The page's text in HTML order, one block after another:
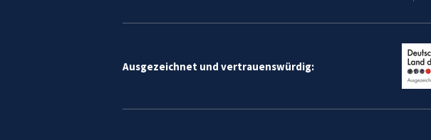
Ausgezeichnet und vertrauenswürdig: